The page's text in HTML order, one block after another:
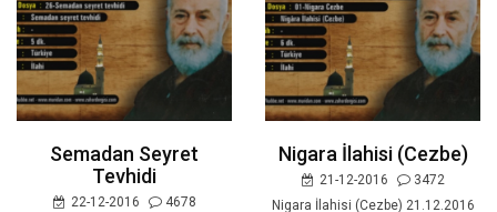
Semadan Seyret
Tevhidi
22-12-2016
4678
Nigara İlahisi (Cezbe)
21-12-2016
3472
Nigara İlahisi (Cezbe) 21.12.2016